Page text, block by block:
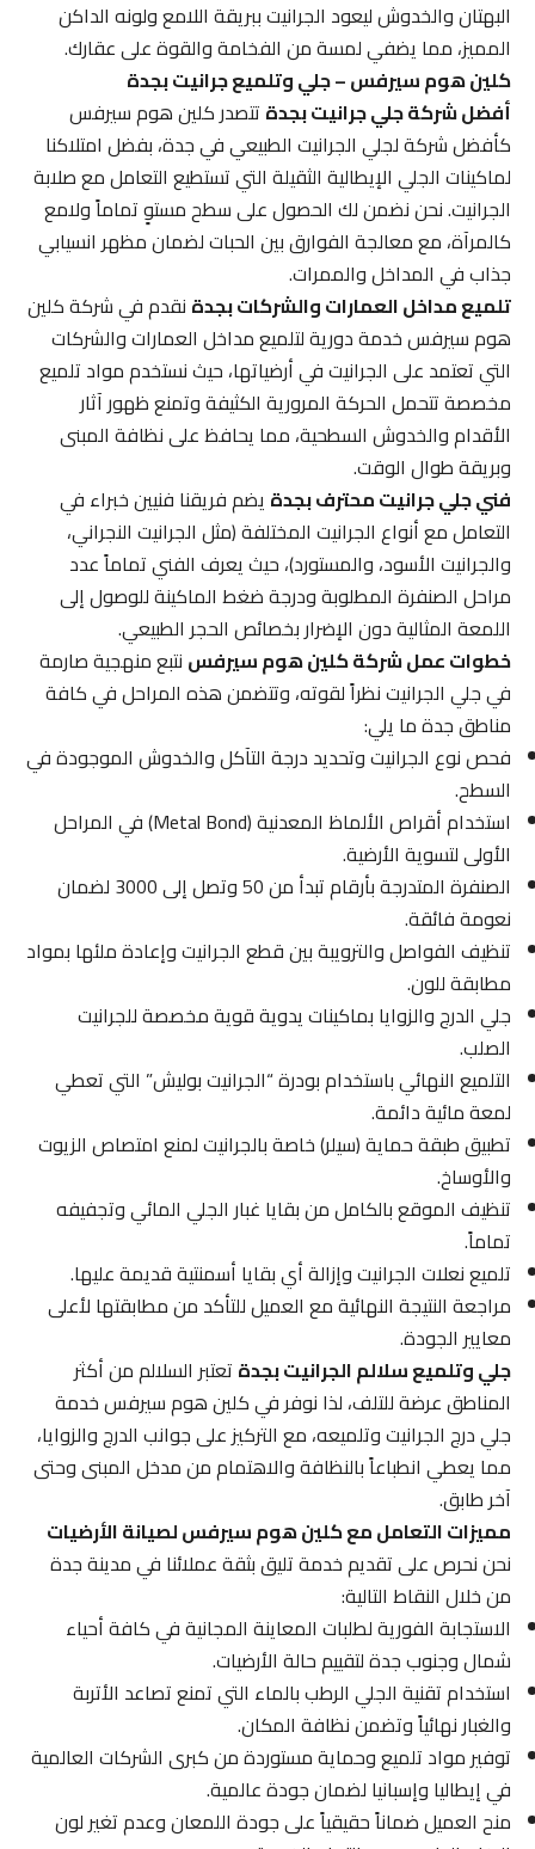
البهتان والخدوش ليعود الجرانيت ببريقة اللامع ولونه الداكن
المميز، مما يضفي لمسة من الفخامة والقوة على عقارك.
كلين هوم سيرفس – جلي وتلميع جرانيت بجدة
أفضل شركة جلي جرانيت بجدةتتصدر كلين هوم سيرفس
كأفضل شركة لجلي الجرانيت الطبيعي في جدة، بفضل امتلاكنا
لماكينات الجلي الإيطالية الثقيلة التي تستطيع التعامل مع صلابة
الجرانيت. نحن نضمن لك الحصول على سطح مستوٍ تماماً ولامع
كالمرآة، مع معالجة الفوارق بين الحبات لضمان مظهر انسيابي
جذاب في المداخل والممرات.
تلميع مداخل العمارات والشركات بجدةنقدم في شركة كلين
هوم سيرفس خدمة دورية لتلميع مداخل العمارات والشركات
التي تعتمد على الجرانيت في أرضياتها، حيث نستخدم مواد تلميع
مخصصة تتحمل الحركة المرورية الكثيفة وتمنع ظهور آثار
الأقدام والخدوش السطحية، مما يحافظ على نظافة المبنى
وبريقة طوال الوقت.
فني جلي جرانيت محترف بجدةيضم فريقنا فنيين خبراء في
التعامل مع أنواع الجرانيت المختلفة (مثل الجرانيت النجراني،
والجرانيت الأسود، والمستورد)، حيث يعرف الفني تماماً عدد
مراحل الصنفرة المطلوبة ودرجة ضغط الماكينة للوصول إلى
اللمعة المثالية دون الإضرار بخصائص الحجر الطبيعي.
خطوات عمل شركة كلين هوم سيرفسنتبع منهجية صارمة
في جلي الجرانيت نظراً لقوته، وتتضمن هذه المراحل في كافة
مناطق جدة ما يلي:
فحص نوع الجرانيت وتحديد درجة التآكل والخدوش الموجودة في
السطح.
استخدام أقراص الألماظ المعدنية (Metal Bond) في المراحل
الأولى لتسوية الأرضية.
الصنفرة المتدرجة بأرقام تبدأ من 50 وتصل إلى 3000 لضمان
نعومة فائقة.
تنظيف الفواصل والترويبة بين قطع الجرانيت وإعادة ملئها بمواد
مطابقة للون.
جلي الدرج والزوايا بماكينات يدوية قوية مخصصة للجرانيت
الصلب.
التلميع النهائي باستخدام بودرة “الجرانيت بوليش” التي تعطي
لمعة مائية دائمة.
تطبيق طبقة حماية (سيلر) خاصة بالجرانيت لمنع امتصاص الزيوت
والأوساخ.
تنظيف الموقع بالكامل من بقايا غبار الجلي المائي وتجفيفه
تماماً.
تلميع نعلات الجرانيت وإزالة أي بقايا أسمنتية قديمة عليها.
مراجعة النتيجة النهائية مع العميل للتأكد من مطابقتها لأعلى
معايير الجودة.
جلي وتلميع سلالم الجرانيت بجدةتعتبر السلالم من أكثر
المناطق عرضة للتلف، لذا نوفر في كلين هوم سيرفس خدمة
جلي درج الجرانيت وتلميعه، مع التركيز على جوانب الدرج والزوايا،
مما يعطي انطباعاً بالنظافة والاهتمام من مدخل المبنى وحتى
آخر طابق.
مميزات التعامل مع كلين هوم سيرفس لصيانة الأرضيات
نحن نحرص على تقديم خدمة تليق بثقة عملائنا في مدينة جدة
من خلال النقاط التالية:
الاستجابة الفورية لطلبات المعاينة المجانية في كافة أحياء
شمال وجنوب جدة لتقييم حالة الأرضيات.
استخدام تقنية الجلي الرطب بالماء التي تمنع تصاعد الأتربة
والغبار نهائياً وتضمن نظافة المكان.
توفير مواد تلميع وحماية مستوردة من كبرى الشركات العالمية
في إيطاليا وإسبانيا لضمان جودة عالمية.
منح العميل ضماناً حقيقياً على جودة اللمعان وعدم تغير لون